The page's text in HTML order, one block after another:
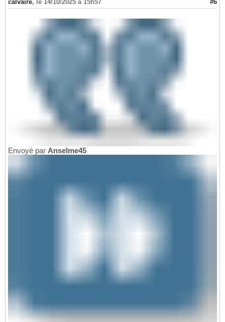
calvaire, le 14/10/2025 à 15h57 #6
Envoyé par Anselme45